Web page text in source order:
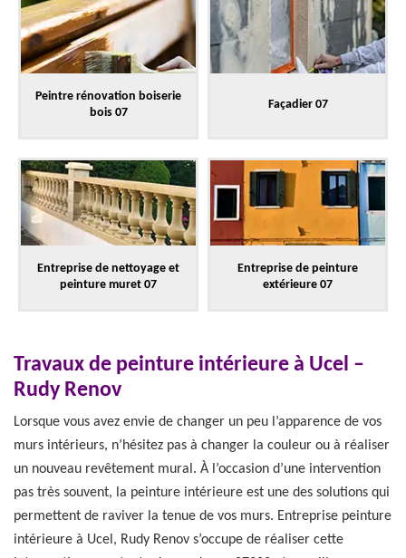
Peintre rénovation boiserie
bois 07
Façadier 07
Entreprise de nettoyage et
peinture muret 07
Entreprise de peinture
extérieure 07
Travaux de peinture intérieure à Ucel –
Rudy Renov
Lorsque vous avez envie de changer un peu l’apparence de vos
murs intérieurs, n’hésitez pas à changer la couleur ou à réaliser
un nouveau revêtement mural. À l’occasion d’une intervention
pas très souvent, la peinture intérieure est une des solutions qui
permettent de raviver la tenue de vos murs. Entreprise peinture
intérieure à Ucel, Rudy Renov s’occupe de réaliser cette